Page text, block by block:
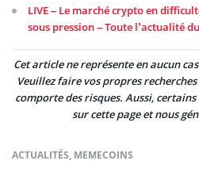
LIVE – Le marché crypto en
sous pression – Toute l’actualité
Cet article ne représente en aucun
Veuillez faire vos propres
comporte des risques. Aussi,
sur cette page et nous
ACTUALITÉS, MEMECOINS